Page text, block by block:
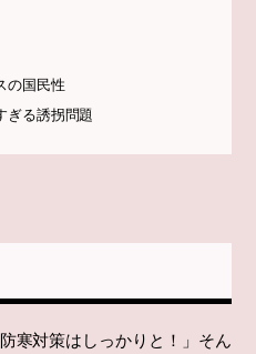
の国民性
ぎる誘拐問題
寒対策はしっかりと！」そん